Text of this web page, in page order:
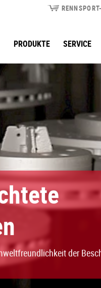
PRODUKTE SERVICE
der